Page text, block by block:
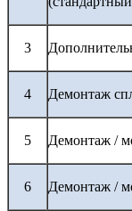
3
4 Демонтаж
5 Демонтаж /
6 Демонтаж /